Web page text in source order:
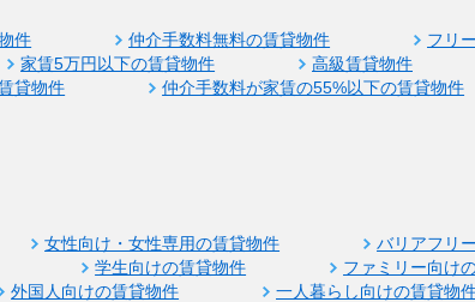
件 仲介手数料無料の賃貸物件
フリ
家賃5万円以下の賃貸物件
高級賃貸物件
貸物件
仲介手数料が家賃の55%以下の賃貸物件
女性向け・女性専用の賃貸物件
バリアフリ
学生向けの賃貸物件 ファミリー向け
外国人向けの賃貸物件
一人暮らし向けの賃貸物